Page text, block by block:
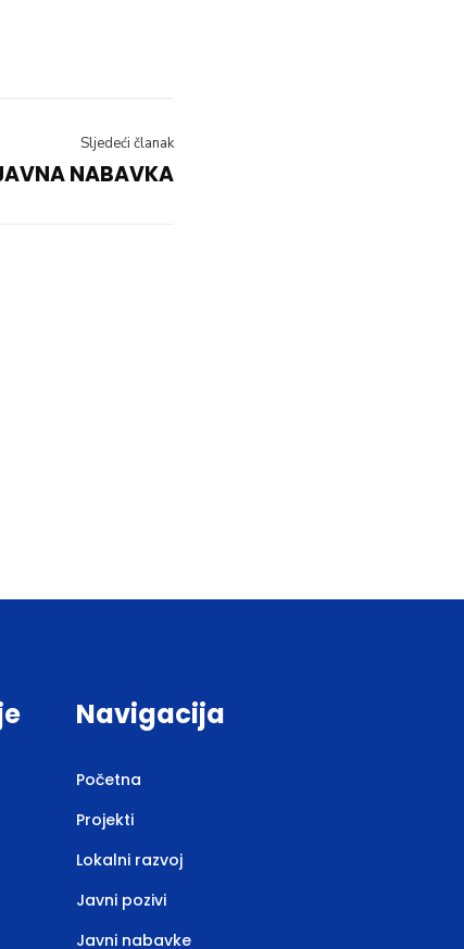
Sljedeći članak
NABAVKA
Navigacija
Početna
Projekti
Lokalni razvoj
Javni pozivi
Javni nabavke